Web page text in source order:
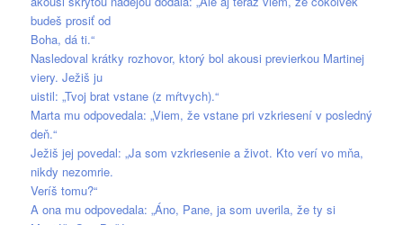
budeš prosiť od
Boha, dá ti.“
Nasledoval krátky rozhovor, ktorý bol akousi previerkou Martinej
viery. Ježiš ju
uistil: „Tvoj brat vstane (z mŕtvych).“
Marta mu odpovedala: „Viem, že vstane pri vzkriesení v posledný
deň.“
Ježiš jej povedal: „Ja som vzkriesenie a život. Kto verí vo mňa,
nikdy nezomrie.
Veríš tomu?“
A ona mu odpovedala: „Áno, Pane, ja som uverila, že ty si